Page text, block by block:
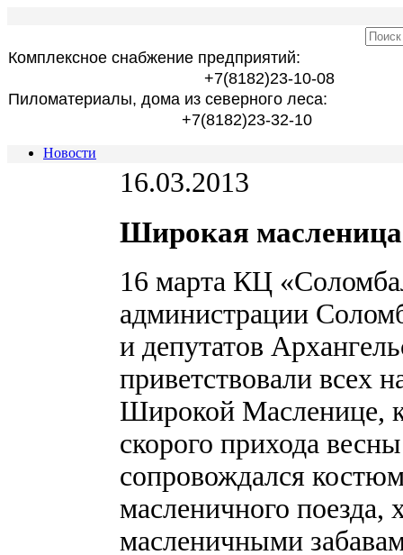
Комплексное снабжение предприятий:
+7(8182)23-10-08
Пиломатериалы, дома из северного леса:
+7(8182)23-32-10
Новости
16.03.2013
Широкая масленица
16 марта КЦ
администрации
и депутатов
приветствовали всех
Широкой Масленице,
скорого прихода
сопровождался
масленичного
масленичными